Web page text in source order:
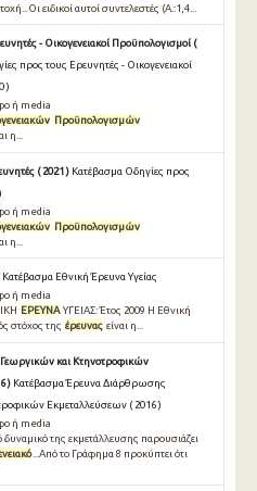
ειδικοί αυτοί συντελεστές (Α.:1,4...
- Οικογενειακοί Προϋπολογισμοί (
προς τους Ερευνητές - Οικογενειακοί
)
ή media
Προϋπολογισμών
η...
( 2021 ) Κατέβασμα Οδηγίες προς
ή media
Προϋπολογισμών
η...
Κατέβασμα Εθνική Έρευνα Υγείας
ή media
ΕΡΕΥΝΑΥΓΕΙΑΣ: Έτος 2009 Η Εθνική
στόχος της έρευνας είναι η...
και Κτηνοτροφικών
) Κατέβασμα Έρευνα Διάρθρωσης
Εκμεταλλεύσεων ( 2016 )
ή media
δυναμικό της εκμετάλλευσης παρουσιάζει
...Από το Γράφημα 8 προκύπτει ότι